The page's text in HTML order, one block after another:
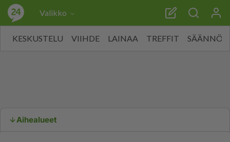
Valikko
KESKUSTELU VIIHDE LAINAA TREFFIT SÄÄNNÖT
Aihealueet